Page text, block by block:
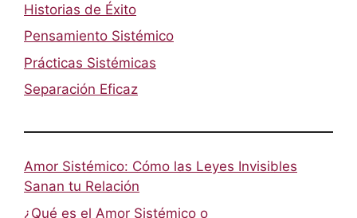
Historias de Éxito
Pensamiento Sistémico
Prácticas Sistémicas
Separación Eficaz
Amor Sistémico: Cómo las Leyes Invisibles
Sanan tu Relación
¿Qué es el Amor Sistémico o